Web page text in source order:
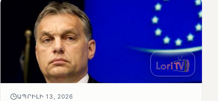
ԱՊՐԻԼԻ 13, 2026